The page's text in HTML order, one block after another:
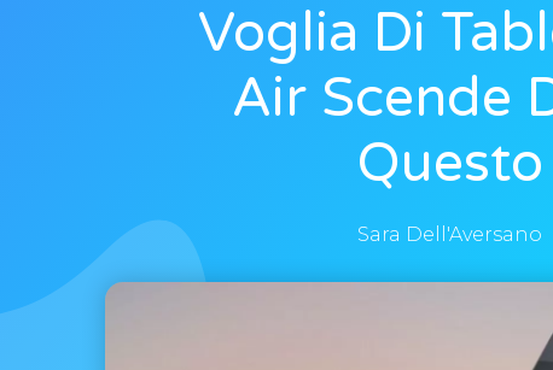
Voglia Di
Air Scende
Sara Dell'Aversano